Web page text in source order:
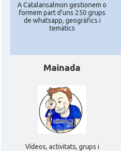
A Catalansalmon gestionem o
formem part d'uns 250 grups
de whatsapp, geogràfics i
temàtics
Mainada
Ví­deos, activitats, grups i